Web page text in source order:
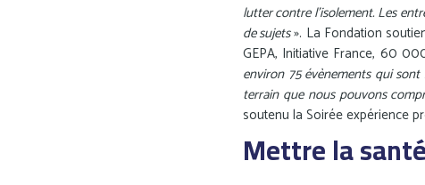
lutter contre l’isolement. Les
de sujets». La Fondation
GEPA, Initiative France, 60
environ 75 évènements qui
terrain que nous pouvons
soutenu la Soirée expérience
Mettre la